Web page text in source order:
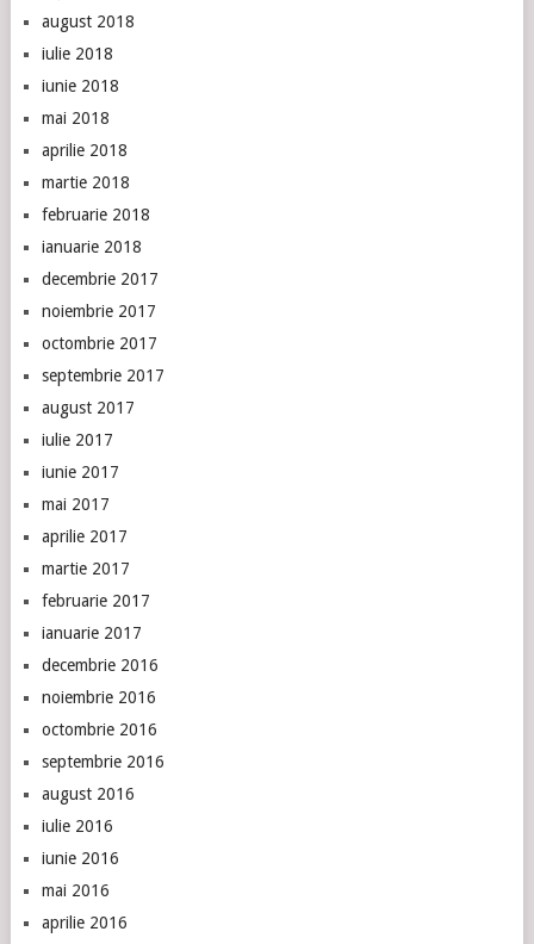
august 2018
iulie 2018
iunie 2018
mai 2018
aprilie 2018
martie 2018
februarie 2018
ianuarie 2018
decembrie 2017
noiembrie 2017
octombrie 2017
septembrie 2017
august 2017
iulie 2017
iunie 2017
mai 2017
aprilie 2017
martie 2017
februarie 2017
ianuarie 2017
decembrie 2016
noiembrie 2016
octombrie 2016
septembrie 2016
august 2016
iulie 2016
iunie 2016
mai 2016
aprilie 2016